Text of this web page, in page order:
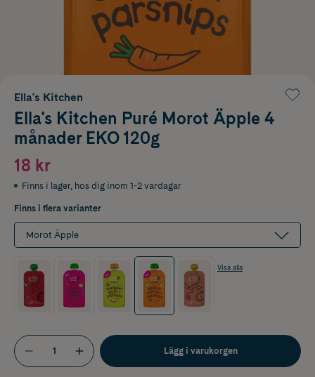
Ella's Kitchen
Ella's Kitchen Puré Morot Äpple 4
månader EKO 120g
18 kr
Finns i lager, hos dig inom 1-2 vardagar
Finns i flera varianter
Morot Äpple
Visa alla
Lägg i varukorgen